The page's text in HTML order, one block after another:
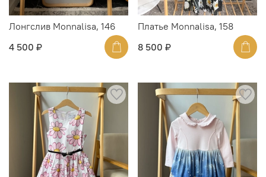
Лонгслив Monnalisa, 146
4 500 ₽
Платье Monnalisa, 158
8 500 ₽